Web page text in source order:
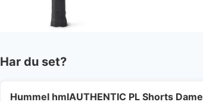
Har du set?
Hummel hmlAUTHENTIC PL Shorts Dame